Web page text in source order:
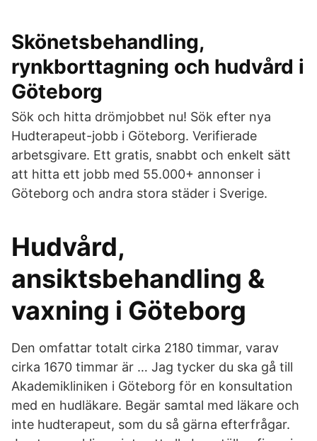
Skönetsbehandling,
rynkborttagning och hudvård i
Göteborg
Sök och hitta drömjobbet nu! Sök efter nya
Hudterapeut-jobb i Göteborg. Verifierade
arbetsgivare. Ett gratis, snabbt och enkelt sätt
att hitta ett jobb med 55.000+ annonser i
Göteborg och andra stora städer i Sverige.
Hudvård,
ansiktsbehandling &
vaxning i Göteborg
Den omfattar totalt cirka 2180 timmar, varav
cirka 1670 timmar är … Jag tycker du ska gå till
Akademikliniken i Göteborg för en konsultation
med en hudläkare. Begär samtal med läkare och
inte hudterapeut, som du så gärna efterfrågar.